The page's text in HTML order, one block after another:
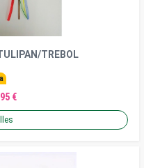
TREBOL
€